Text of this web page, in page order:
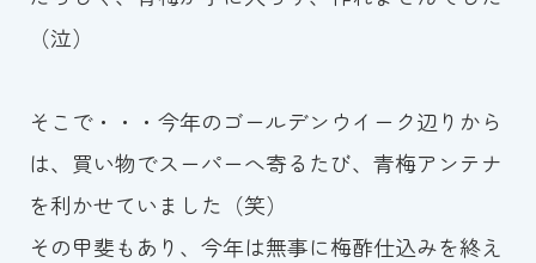
（泣）
そこで・・・今年のゴールデンウイーク辺りから
は、買い物でスーパーへ寄るたび、青梅アンテナ
を利かせていました（笑）
その甲斐もあり、今年は無事に梅酢仕込みを終え